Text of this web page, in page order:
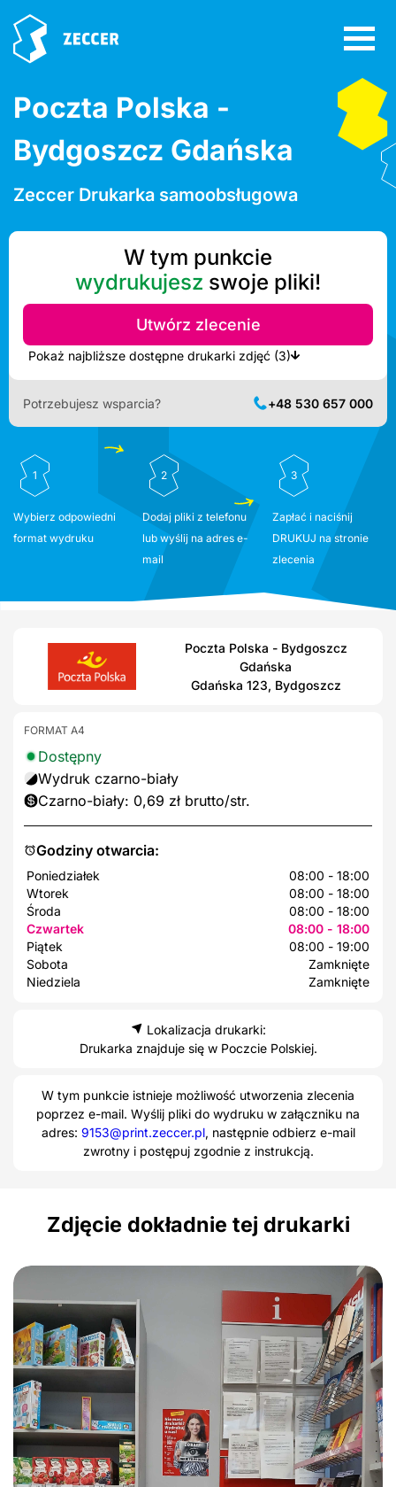
Poczta Polska -
Bydgoszcz Gdańska
Zeccer Drukarka samoobsługowa
W tym punkcie
wydrukujesz swoje pliki!
Utwórz zlecenie
Pokaż najbliższe dostępne drukarki zdjęć (3)
Potrzebujesz wsparcia? +48 530 657 000
1
Wybierz odpowiedni
format wydruku
2
Dodaj pliki z telefonu
lub wyślij na adres e-
mail
3
Zapłać i naciśnij
DRUKUJ na stronie
zlecenia
Poczta Polska - Bydgoszcz
Gdańska
Gdańska 123, Bydgoszcz
Godziny otwarcia:
Poniedziałek
08:00 - 18:00
Wtorek
08:00 - 18:00
Środa
08:00 - 18:00
Czwartek
08:00 - 18:00
Piątek
08:00 - 19:00
Sobota
Zamknięte
Niedziela
Zamknięte
FORMAT A4
Dostępny
Wydruk czarno-biały
Czarno-biały: 0,69 zł brutto/str.
Lokalizacja drukarki:
Drukarka znajduje się w Poczcie Polskiej.
W tym punkcie istnieje możliwość utworzenia zlecenia
poprzez e-mail. Wyślij pliki do wydruku w załączniku na
adres: 9153@print.zeccer.pl, następnie odbierz e-mail
zwrotny i postępuj zgodnie z instrukcją.
Zdjęcie dokładnie tej drukarki